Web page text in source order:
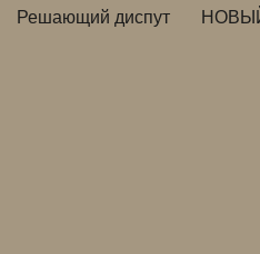
Решающий диспут